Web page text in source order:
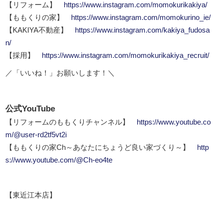
【リフォーム】
https://www.instagram.com/momokurikakiya/
【ももくりの家】
https://www.instagram.com/momokurino_ie/
【KAKIYA不動産】
https://www.instagram.com/kakiya_fudosa
n/
【採用】
https://www.instagram.com/momokurikakiya_recruit/
／「いいね！」お願いします！＼
公式YouTube
【リフォームのももくりチャンネル】
https://www.youtube.co
m/@user-rd2tf5vt2i
【ももくりの家Ch～あなたにちょうど良い家づくり～】
http
s://www.youtube.com/@Ch-eo4te
【東近江本店】